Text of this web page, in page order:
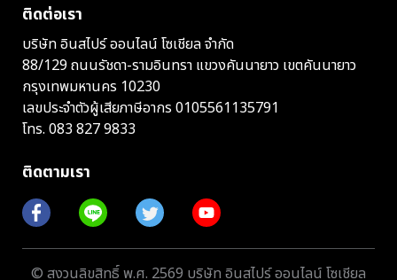
ติดต่อเรา
บริษัท อินสไปร์ ออนไลน์ โซเชียล จำกัด
88/129 ถนนรัชดา-รามอินทรา แขวงคันนายาว เขตคันนายาว
กรุงเทพมหานคร 10230
เลขประจำตัวผู้เสียภาษีอากร 0105561135791
โทร. 083 827 9833
ติดตามเรา
© สงวนลิขสิทธิ์ พ.ศ. 2569 บริษัท อินสไปร์ ออนไลน์ โซเชียล